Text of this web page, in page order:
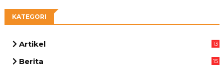
KATEGORI
Artikel
13
Berita
15